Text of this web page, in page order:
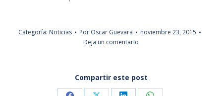
Categoría: Noticias Por Oscar Guevara
noviembre 23, 2015
Deja un comentario
Compartir este post